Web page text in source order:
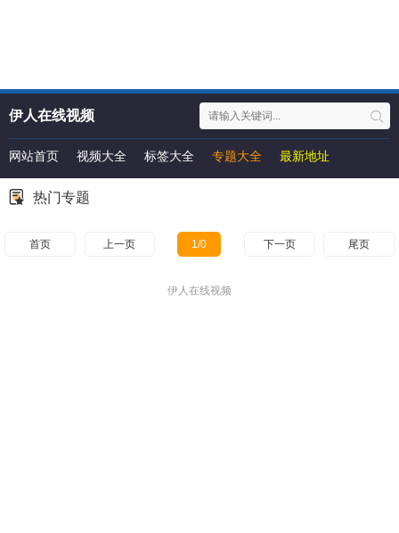
伊人在线视频
网站首页 视频大全 标签大全 专题大全 最新地址
热门专题
首页 上一页 1/0 下一页 尾页
伊人在线视频